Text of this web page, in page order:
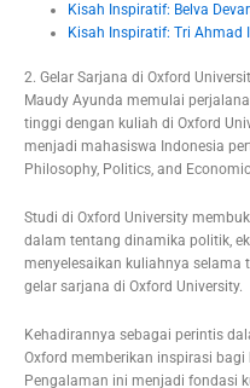
Kisah Inspiratif: Belva
Kisah Inspiratif: Tri Ahmad
2. Gelar Sarjana di Oxford
Maudy Ayunda memulai
tinggi dengan kuliah di Oxford
menjadi mahasiswa Indonesia
Philosophy, Politics, and
Studi di Oxford University
dalam tentang dinamika politik,
menyelesaikan kuliahnya
gelar sarjana di Oxford University.
Kehadirannya sebagai perintis
Oxford memberikan inspirasi
Pengalaman ini menjadi fondasi